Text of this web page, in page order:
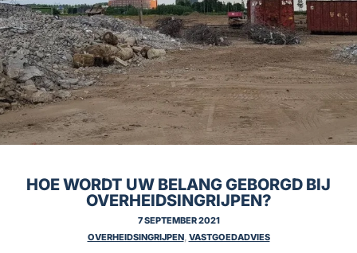
HOE WORDT UW BELANG GEBORGD BIJ
OVERHEIDSINGRIJPEN?
7 SEPTEMBER 2021
OVERHEIDSINGRIJPEN, VASTGOEDADVIES